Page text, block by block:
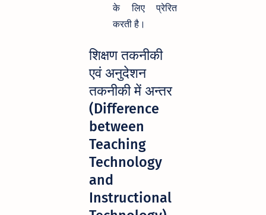
के लिए प्रेरित
करती है।
शिक्षण तकनीकी
एवं अनुदेशन
तकनीकी में अन्तर
(Difference
between
Teaching
Technology
and
Instructional